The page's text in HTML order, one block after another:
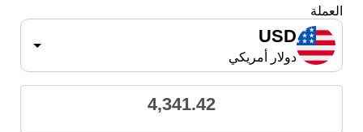
العملة
USD
دولار أمريكي
4,341.42